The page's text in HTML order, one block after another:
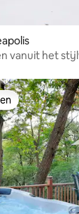
vanuit het